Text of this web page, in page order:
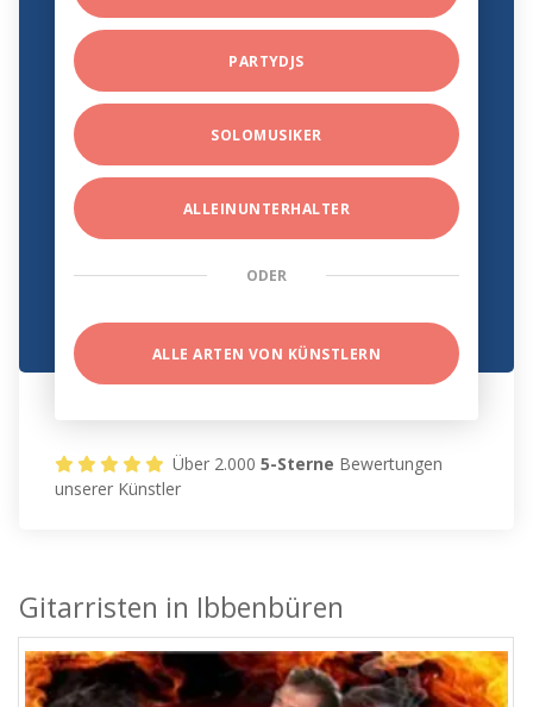
PARTYDJS
SOLOMUSIKER
ALLEINUNTERHALTER
ODER
ALLE ARTEN VON KÜNSTLERN
Über 2.0005-Sterne Bewertungen
unserer Künstler
Gitarristen in Ibbenbüren